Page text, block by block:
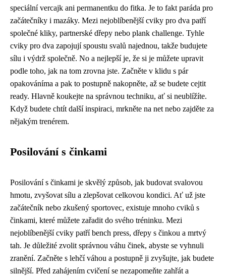
speciální vercajk ani permanentku do fitka. Je to fakt paráda pro
začátečníky i mazáky. Mezi nejoblíbenější cviky pro dva patří
společné kliky, partnerské dřepy nebo plank challenge. Tyhle
cviky pro dva zapojují spoustu svalů najednou, takže budujete
sílu i výdrž společně. No a nejlepší je, že si je můžete upravit
podle toho, jak na tom zrovna jste. Začněte v klidu s pár
opakováníma a pak to postupně nakopněte, až se budete cejtit
ready. Hlavně koukejte na správnou techniku, ať si neublížíte.
Když budete chtít další inspiraci, mrkněte na net nebo zajděte za
nějakým trenérem.
Posilování s činkami
Posilování s činkami je skvělý způsob, jak budovat svalovou
hmotu, zvyšovat sílu a zlepšovat celkovou kondici. Ať už jste
začátečník nebo zkušený sportovec, existuje mnoho cviků s
činkami, které můžete zařadit do svého tréninku. Mezi
nejoblíbenější cviky patří bench press, dřepy s činkou a mrtvý
tah. Je důležité zvolit správnou váhu činek, abyste se vyhnuli
zranění. Začněte s lehčí váhou a postupně ji zvyšujte, jak budete
silnější. Před zahájením cvičení se nezapomeňte zahřát a